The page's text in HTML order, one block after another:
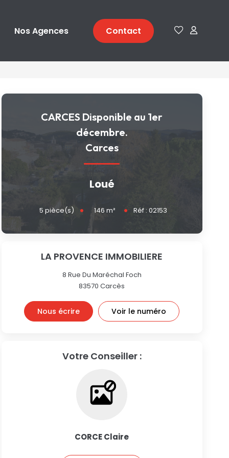
Nos Agences Contact
CARCES Disponible au 1er
décembre.
Carces
Loué
5pièce(s) 146m² Réf :02153
LA PROVENCE IMMOBILIERE
8 Rue Du Maréchal Foch
83570Carcès
Nous écrire Voir le numéro
Votre Conseiller :
CORCE Claire